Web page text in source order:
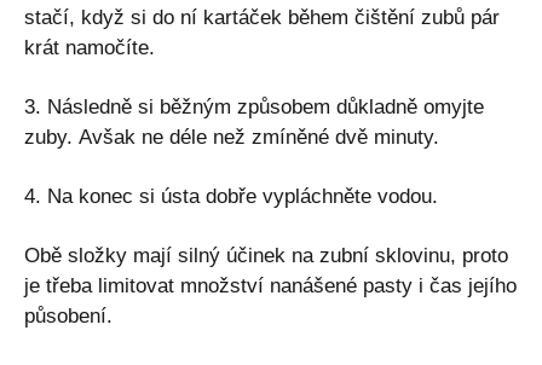
stačí, když si do ní kartáček během čištění zubů pár
krát namočíte.
3. Následně si běžným způsobem důkladně omyjte
zuby. Avšak ne déle než zmíněné dvě minuty.
4. Na konec si ústa dobře vypláchněte vodou.
Obě složky mají silný účinek na zubní sklovinu, proto
je třeba limitovat množství nanášené pasty i čas jejího
působení.